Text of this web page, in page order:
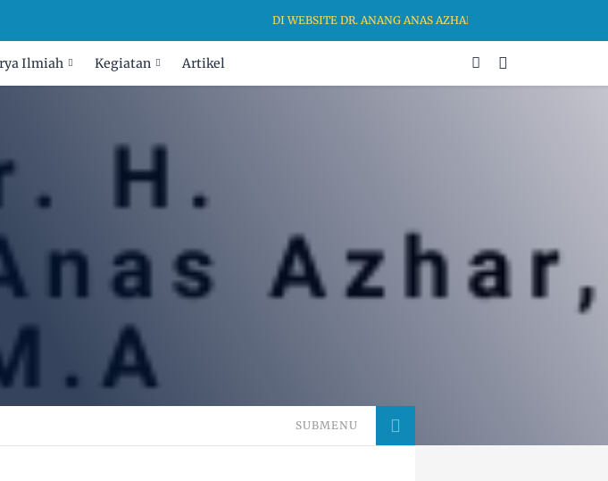
DI WEBSITE DR. ANANG ANAS AZHAR, MA, KAMI
Ilmiah Kegiatan Artikel
SUBMENU